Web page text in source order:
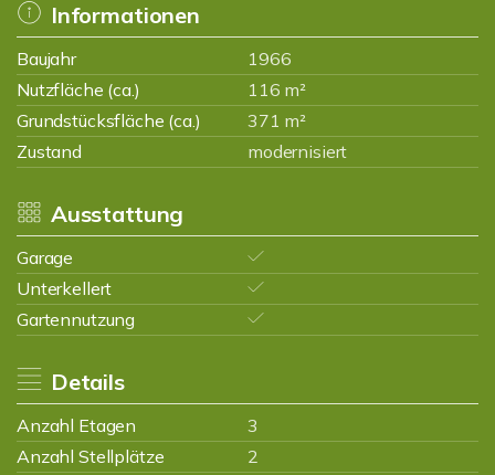
Informationen
Baujahr
1966
Nutzfläche (ca.)
116 m²
Grundstücksfläche (ca.)
371 m²
Zustand
modernisiert
Ausstattung
Garage
Unterkellert
Gartennutzung
Details
Anzahl Etagen
3
Anzahl Stellplätze
2